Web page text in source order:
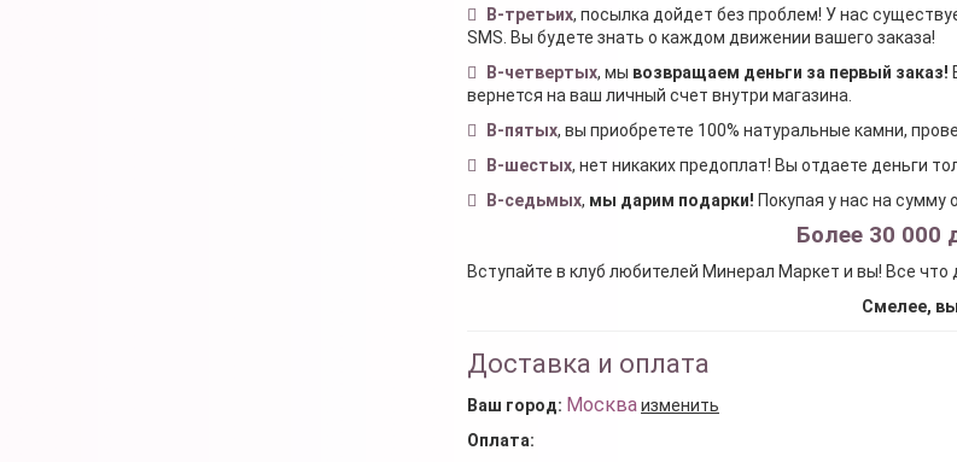
В-третьих, посылка дойдет без проблем! У нас
SMS. Вы будете знать о каждом движении вашего заказа!
В-четвертых, мы возвращаем деньги за первый заказ!
вернется на ваш личный счет внутри магазина.
В-пятых, вы приобретете 100% натуральные камни,
В-шестых, нет никаких предоплат! Вы отдаете деньги
В-седьмых, мы дарим подарки! Покупая у нас на сумму
Более 30 000
Вступайте в клуб любителей Минерал Маркет и вы! Все
Смелее,
Доставка и оплата
Ваш город: Москваизменить
Оплата: